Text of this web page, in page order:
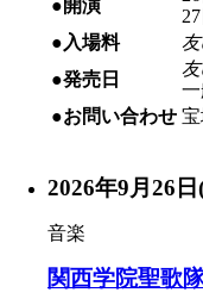
●開演
●入場料
●発売日
一
●お問い合わせ
2026年9月26
音楽
関西学院聖歌